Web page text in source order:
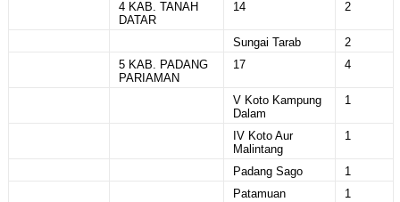
4 KAB. TANAH
DATAR
14 2
Sungai Tarab
2
5 KAB. PADANG
PARIAMAN
17 4
V Koto Kampung
Dalam
1
IV Koto Aur
Malintang
1
Padang Sago
1
Patamuan
1